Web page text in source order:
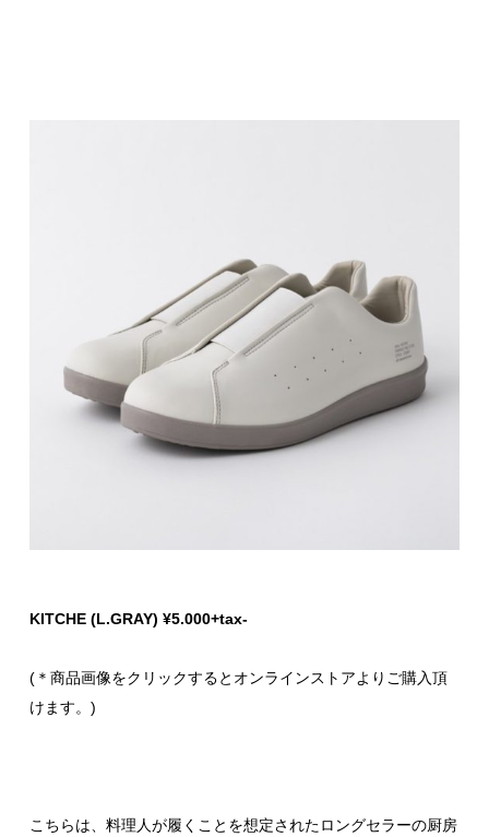
KITCHE (L.GRAY) ¥5.000+tax-
(＊商品画像をクリックするとオンラインストアよりご購入頂
けます。)
こちらは、料理人が履くことを想定されたロングセラーの厨房